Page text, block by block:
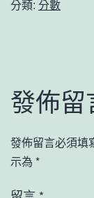
分類: 分數
發佈留
發佈留言必須填
示為 *